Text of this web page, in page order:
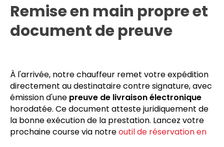
Remise en main propre et
document de preuve
À l'arrivée, notre chauffeur remet votre expédition
directement au destinataire contre signature, avec
émission d'une preuve de livraison électronique
horodatée. Ce document atteste juridiquement de
la bonne exécution de la prestation. Lancez votre
prochaine course via notreoutil de réservation en